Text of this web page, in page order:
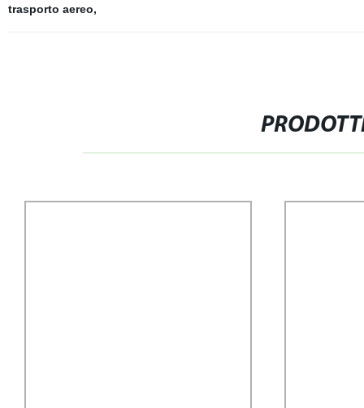
trasporto aereo,